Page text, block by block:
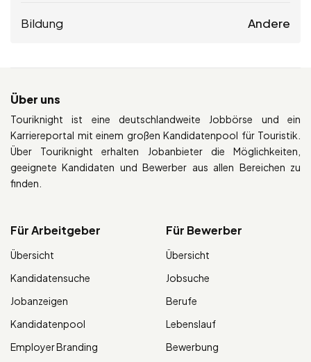
Bildung Andere
Über uns
Touriknight ist eine deutschlandweite Jobbörse und ein
Karriereportal mit einem großen Kandidatenpool für Touristik.
Über Touriknight erhalten Jobanbieter die Möglichkeiten,
geeignete Kandidaten und Bewerber aus allen Bereichen zu
finden.
Für Arbeitgeber
Übersicht
Kandidatensuche
Jobanzeigen
Kandidatenpool
Employer Branding
Für Bewerber
Übersicht
Jobsuche
Berufe
Lebenslauf
Bewerbung